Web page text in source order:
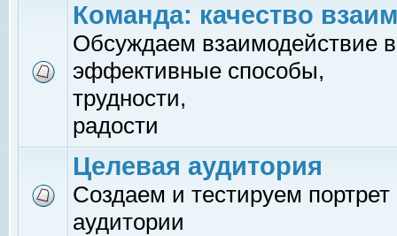
Команда: качество
Обсуждаем взаимодействие
эффективные способы,
трудности,
радости
Целевая аудитория
Создаем и тестируем
аудитории